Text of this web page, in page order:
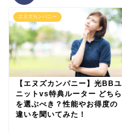
エヌズカンパニー
【エヌズカンパニー】光BBユ
ニットvs特典ルーター どちら
を選ぶべき？性能やお得度の
違いを聞いてみた！